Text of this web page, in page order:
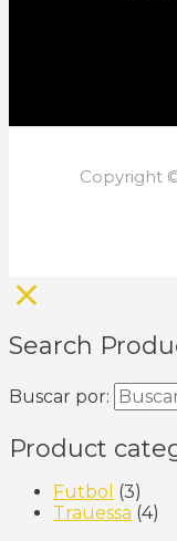
Copyright
Search
Buscar por:
Product
Futbol (3)
Trauessa (4)